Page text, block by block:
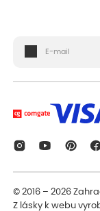
© 2016 – 2026
Z lásky k webu